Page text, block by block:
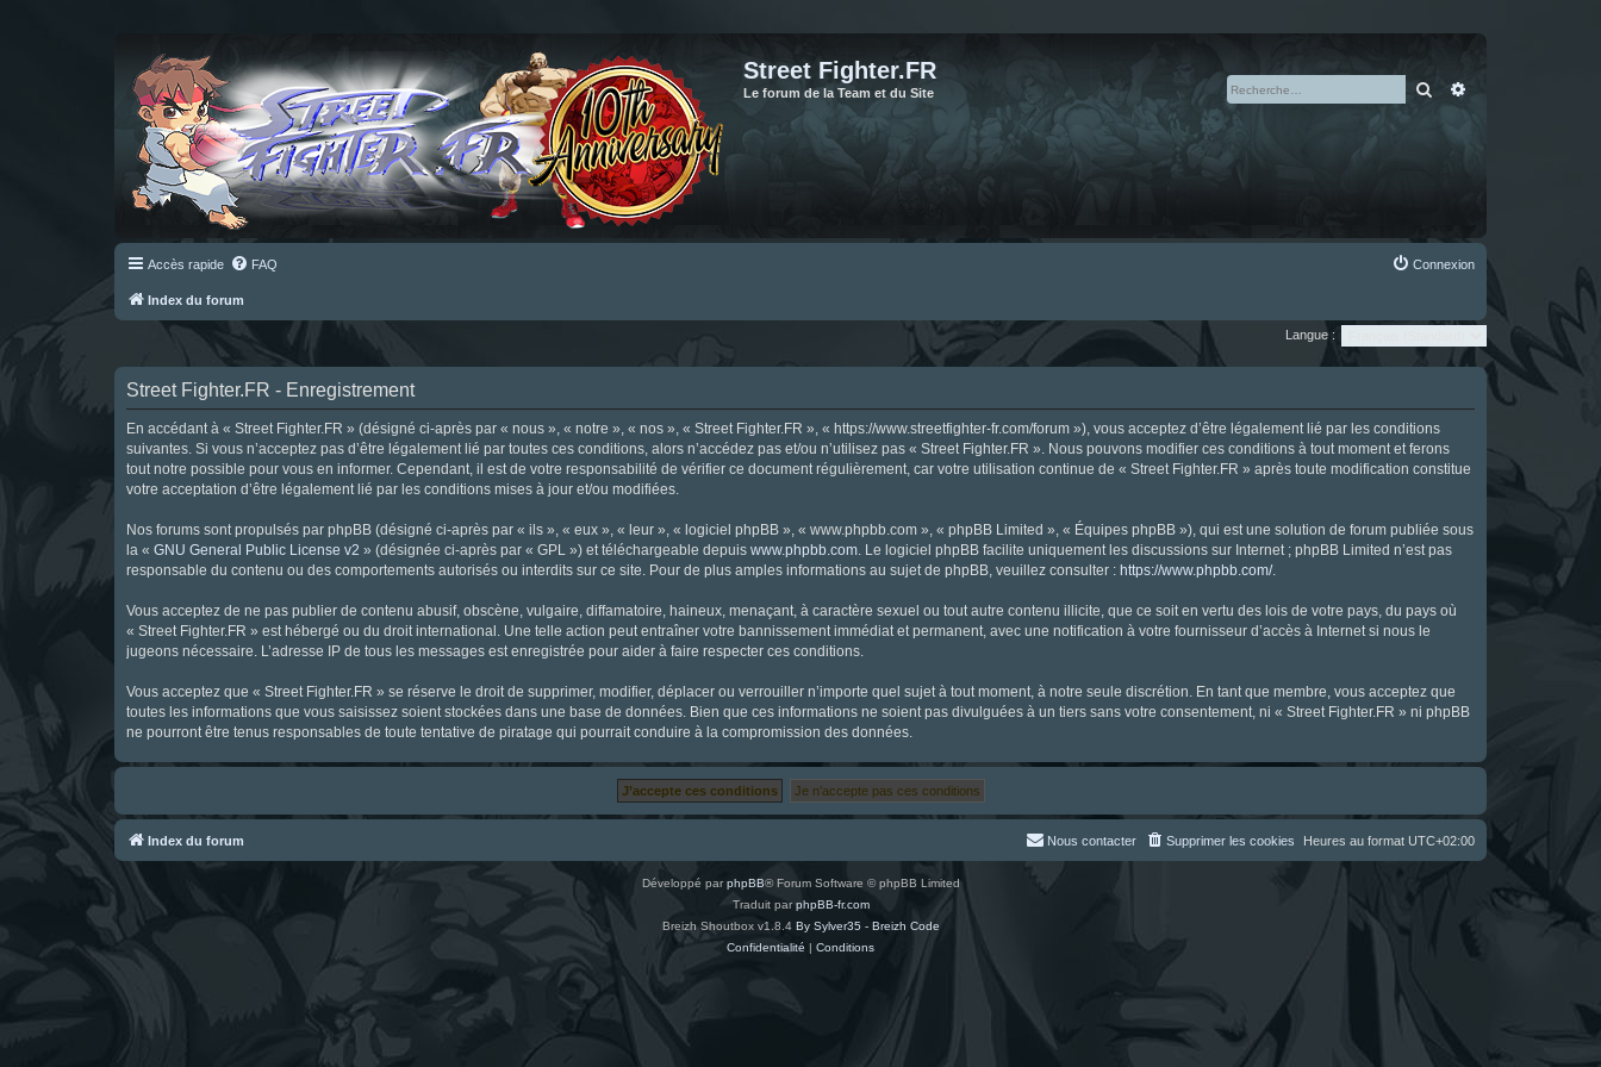
Street Fighter.FR
Le forum de la Team et du Site Rechercher
Accès rapide FAQ Connexion
Index du forum
Langue :
Street Fighter.FR - Enregistrement
En accédant à « Street Fighter.FR » (désigné ci-après par « nous », « notre », « nos », « Street Fighter.FR », « https://www.streetfighter-fr.com/forum »), vous acceptez d’être légalement lié par les conditions
suivantes. Si vous n’acceptez pas d’être légalement lié par toutes ces conditions, alors n’accédez pas et/ou n’utilisez pas « Street Fighter.FR ». Nous pouvons modifier ces conditions à tout moment et ferons
tout notre possible pour vous en informer. Cependant, il est de votre responsabilité de vérifier ce document régulièrement, car votre utilisation continue de « Street Fighter.FR » après toute modification constitue
votre acceptation d’être légalement lié par les conditions mises à jour et/ou modifiées.
Nos forums sont propulsés par phpBB (désigné ci-après par « ils », « eux », « leur », « logiciel phpBB », « www.phpbb.com », « phpBB Limited », « Équipes phpBB »), qui est une solution de forum publiée sous
la « GNU General Public License v2 » (désignée ci-après par « GPL ») et téléchargeable depuis www.phpbb.com . Le logiciel phpBB facilite uniquement les discussions sur Internet ; phpBB Limited n’est pas
responsable du contenu ou des comportements autorisés ou interdits sur ce site. Pour de plus amples informations au sujet de phpBB, veuillez consulter : https://www.phpbb.com/.
Vous acceptez de ne pas publier de contenu abusif, obscène, vulgaire, diffamatoire, haineux, menaçant, à caractère sexuel ou tout autre contenu illicite, que ce soit en vertu des lois de votre pays, du pays où
« Street Fighter.FR » est hébergé ou du droit international. Une telle action peut entraîner votre bannissement immédiat et permanent, avec une notification à votre fournisseur d’accès à Internet si nous le
jugeons nécessaire. L’adresse IP de tous les messages est enregistrée pour aider à faire respecter ces conditions.
Vous acceptez que « Street Fighter.FR » se réserve le droit de supprimer, modifier, déplacer ou verrouiller n’importe quel sujet à tout moment, à notre seule discrétion. En tant que membre, vous acceptez que
toutes les informations que vous saisissez soient stockées dans une base de données. Bien que ces informations ne soient pas divulguées à un tiers sans votre consentement, ni « Street Fighter.FR » ni phpBB
ne pourront être tenus responsables de toute tentative de piratage qui pourrait conduire à la compromission des données.
Index du forum Heures au format UTC+02:00
Supprimer les cookies
Nous contacter
Développé parphpBB® Forum Software © phpBB Limited
Traduit parphpBB-fr.com
Breizh Shoutbox v1.8.4 By Sylver35 - Breizh Code
Confidentialité | Conditions